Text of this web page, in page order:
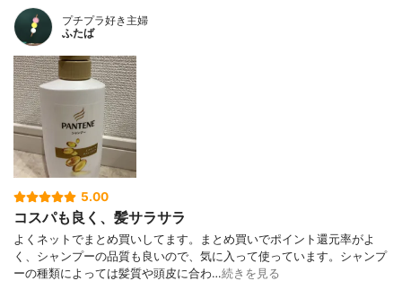
プチプラ好き主婦
ふたば
5.00
コスパも良く、髪サラサラ
よくネットでまとめ買いしてます。まとめ買いでポイント還元率がよ
く、シャンプーの品質も良いので、気に入って使っています。シャンプ
ーの種類によっては髪質や頭皮に合わ…続きを見る